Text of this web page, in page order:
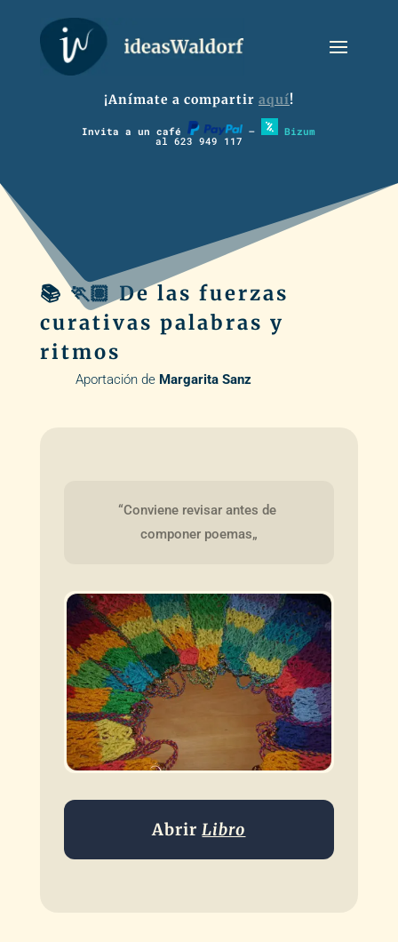
¡Anímate a compartir aquí!
Invita a un café – Bizum
al 623 949 117
📚 🏃🏽 De las fuerzas
curativas palabras y
ritmos
Aportación de Margarita Sanz
“Conviene revisar antes de
componer poemas„
AbrirLibro